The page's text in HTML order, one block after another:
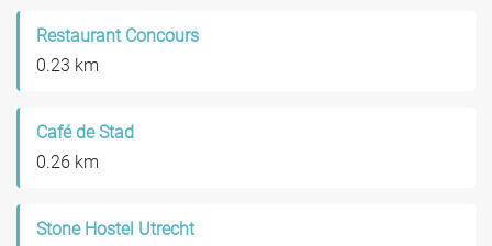
Restaurant Concours
0.23 km
Café de Stad
0.26 km
Stone Hostel Utrecht